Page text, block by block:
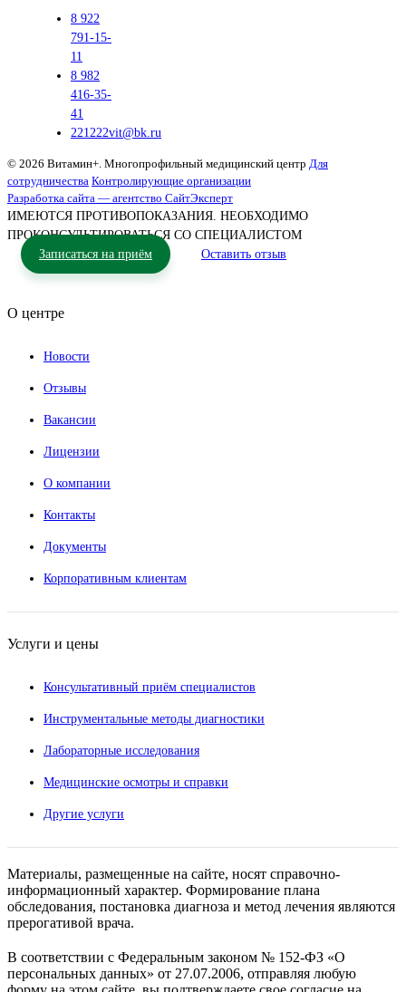
8 922
791-15-
11
8 982
416-35-
41
221222vit@bk.ru
© 2026 Витамин+. Многопрофильный медицинский центр Для
сотрудничества Контролирующие организации
Разработка сайта — агентство СайтЭксперт
ИМЕЮТСЯ ПРОТИВОПОКАЗАНИЯ. НЕОБХОДИМО
ПРОКОНСУЛЬТИРОВАТЬСЯ СО СПЕЦИАЛИСТОМ
Записаться на приём
Оставить отзыв
О центре
Новости
Отзывы
Вакансии
Лицензии
О компании
Контакты
Документы
Корпоративным клиентам
Услуги и цены
Консультативный приём специалистов
Инструментальные методы диагностики
Лабораторные исследования
Медицинские осмотры и справки
Другие услуги
Материалы, размещенные на сайте, носят справочно-
информационный характер. Формирование плана
обследования, постановка диагноза и метод лечения являются
прерогативой врача.
В соответствии с Федеральным законом № 152-ФЗ «О
персональных данных» от 27.07.2006, отправляя любую